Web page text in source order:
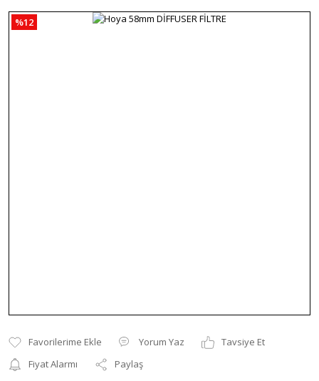
%12
Yorum Yaz
Tavsiye Et
Fiyat Alarmı
Paylaş